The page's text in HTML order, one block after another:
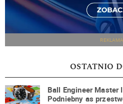
REKLAMA
OSTATNIO
Ball Engineer Master
Podniebny as